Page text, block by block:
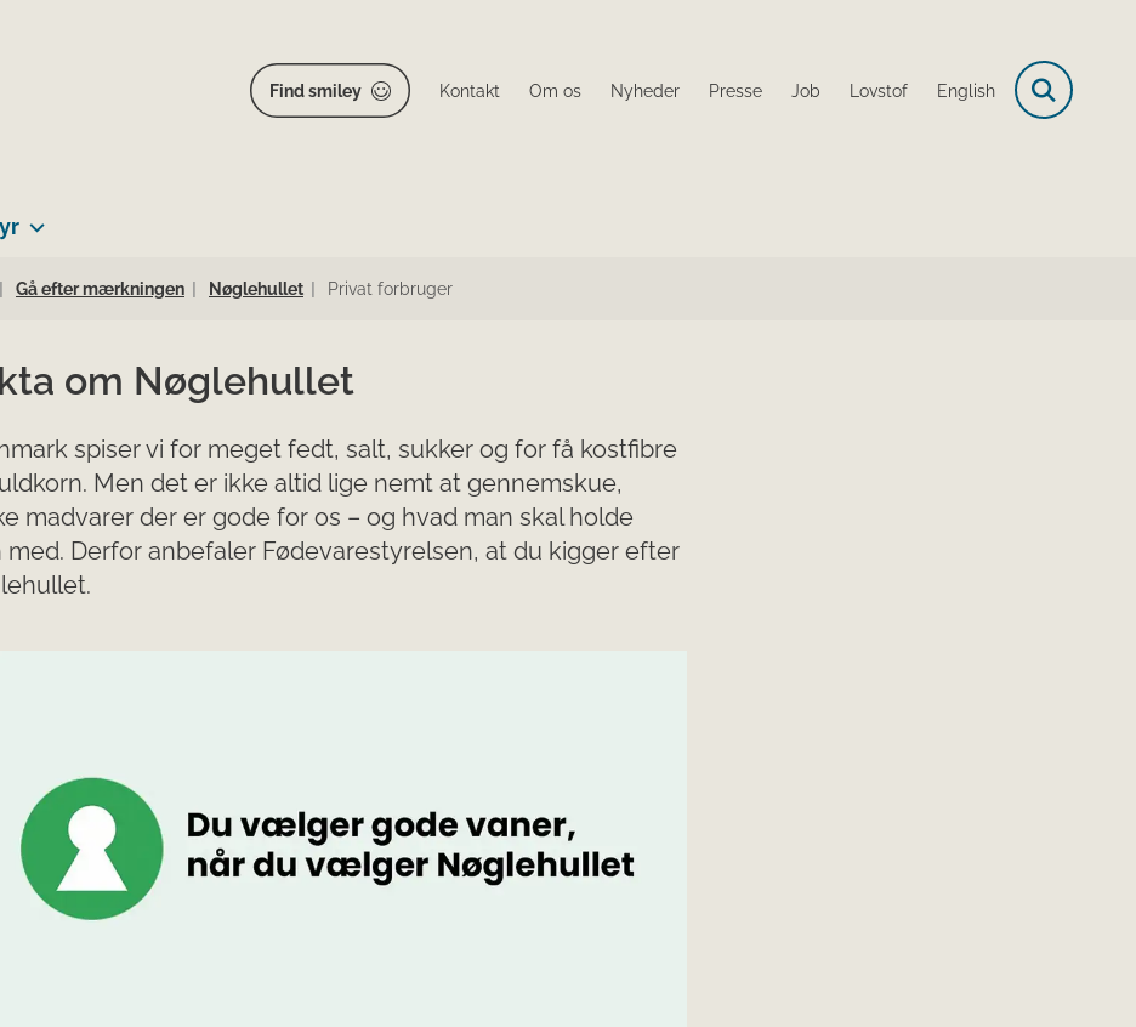
Find smiley Kontakt Om os Nyheder Presse Job Lovstof English
Gå efter mærkningen Nøglehullet Privat forbruger
om Nøglehullet
spiser vi for meget fedt, salt, sukker og for få kostfibre
Men det er ikke altid lige nemt at gennemskue,
madvarer der er gode for os – og hvad man skal holde
med. Derfor anbefaler Fødevarestyrelsen, at du kigger efter